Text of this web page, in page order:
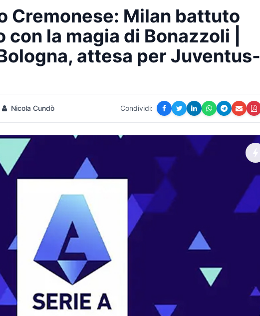
Cremonese: Milan battuto
con la magia di Bonazzoli |
attesa per Juventus-
Nicola Cundò Condividi: